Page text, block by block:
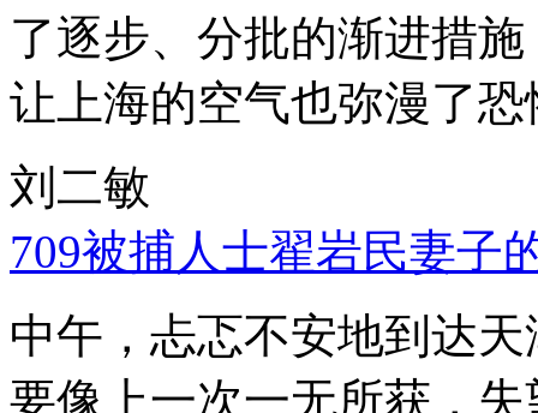
了逐步、分批的渐进措
让上海的空气也弥漫了
刘二敏
709被捕人士翟岩民妻子
中午，忐忑不安地到达
要像上一次一无所获，